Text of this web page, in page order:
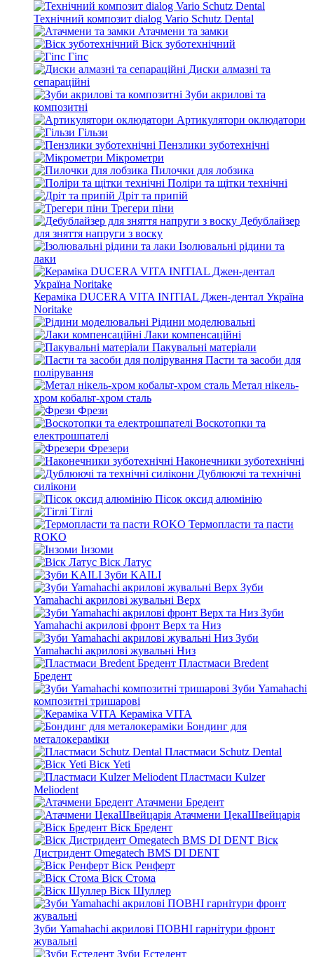
Технічний композит dialog Vario Schutz Dental
Атачмени та замки
Віск зуботехнічний
Гіпс
Диски алмазні та
сепараційні
Зуби акрилові та
композитні
Артикулятори оклюдатори
Гільзи
Пензлики зуботехнічні
Мікрометри
Пилочки для лобзика
Поліри та щітки технічні
Дріт та припій
Трегери піни
Дебублайзер
для зняття напруги з воску
Ізолювальні рідини та
лаки
Кераміка DUCERA VITA INITIAL Джен-дентал Україна
Noritake
Рідини моделювальні
Лаки компенсаційні
Пакувальні матеріали
Пасти та засоби для
полірування
Метал нікель-
хром кобальт-хром сталь
Фрези
Воскотопки та
електрошпателі
Фрезери
Наконечники зуботехнічні
Дублюючі та технічні
силікони
Пісок оксид алюмінію
Тіглі
Термопласти та пасти
ROKO
Інзоми
Віск Латус
Зуби KAILI
Зуби
Yamahachi акрилові жувальні Верх
Зуби
Yamahachi акрилові фронт Верх та Низ
Зуби
Yamahachi акрилові жувальні Низ
Пластмаси Bredent
Бредент
Зуби Yamahachi
композитні тришарові
Кераміка VITA
Бондинг для
металокераміки
Пластмаси Schutz Dental
Віск Yeti
Пластмаси Kulzer
Meliodent
Атачмени Бредент
Атачмени ЦекаШвейцарія
Віск Бредент
Віск
Дистридент Omegatech BMS DI DENT
Віск Ренферт
Віск Стома
Віск Шуллер
Зуби Yamahachi акрилові ПОВНІ гарнітури фронт
жувальні
Зуби Естедент